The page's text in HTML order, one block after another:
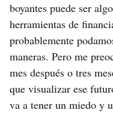
boyantes puede ser
herramientas de
probablemente
maneras. Pero me
mes después o tres
que visualizar ese
va a tener un miedo y